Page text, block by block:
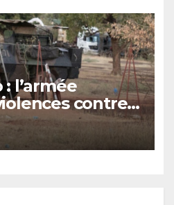
l’armée
contre
une attaque